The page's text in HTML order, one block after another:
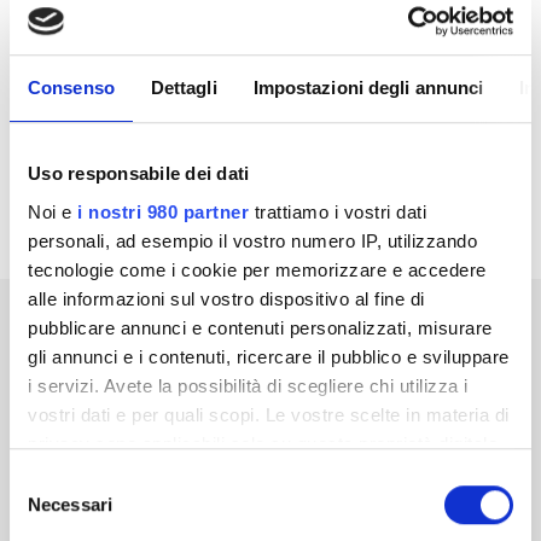
Consenso Dettagli Impostazioni degli annunci
Uso responsabile dei dati
Noi e i nostri 980 partner trattiamo i vostri dati
personali, ad esempio il vostro numero IP, utilizzando
tecnologie come i cookie per memorizzare e accedere
alle informazioni sul vostro dispositivo al fine di
pubblicare annunci e contenuti personalizzati, misurare
gli annunci e i contenuti, ricercare il pubblico e sviluppare
i servizi. Avete la possibilità di scegliere chi utilizza i
vostri dati e per quali scopi. Le vostre scelte in materia di
privacy sono applicabili solo su questa proprietà digitale
modificare o revocare il proprio consenso in qualsiasi
momento dalla Dichiarazione sui cookie o facendo clic
delNecessari
CONDIVIDI SU
TORNA A TUTTE LE NEWS
Articoli correlati